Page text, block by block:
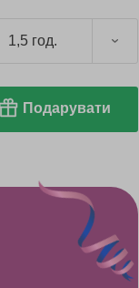
1,5 год.
Подарувати